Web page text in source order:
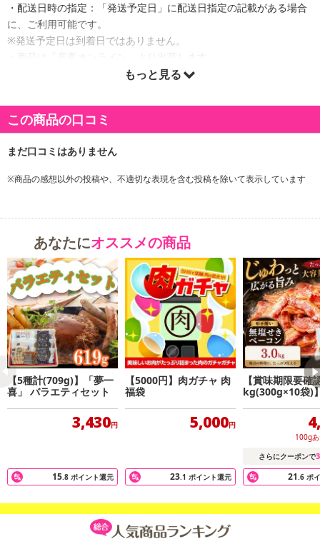
・配送日時の指定：「発送予定日」に配送日指定の記載がある場合
に、ご利用可能です。
※発送予定日は到着日ではありません。
・商品は「産直オンライン」より出荷します。
商品詳細
身肉が美味しい牛もも肉を厳選し、丁寧に塩をすり込み、熟練の職
人が手焼きしたローストビーフ。素材の旨味を引き出した一品で
もっと見る
この商品の口コミ
※商品の感想以外の投稿や、不適切な表現を含む投稿を除いて表示しています
あなたにオススメの商品
【5種計(709g)】「夢一
喜」 バラエティセット
3,430円
15.8 ポイント還元
【5000円】肉ガチャ 肉
福袋
5,000円
23.1 ポイント還元
【賞味期限要確
kg(300g×10袋)
きベーコン【形
100g
さらにクーポンで
21.6 ポ